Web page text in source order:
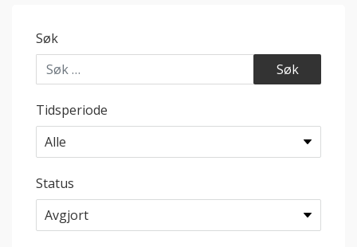
Søk
Tidsperiode
Status